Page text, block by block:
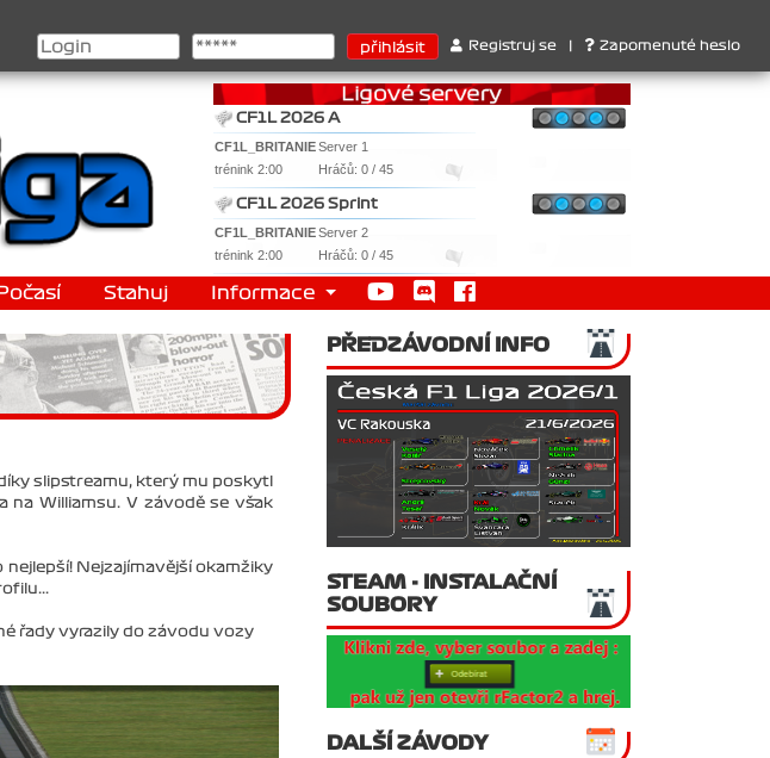
: 1. Ferrari . 2. Williams , 3. RedBull ..... SprintCup - 1. Jan Nováček , 2. Martin Slezar , 3.
Registruj se Zapomenuté heslo
CF1L 2026 A
CF1L_BRITANIEServer 1
trénink 2:00
Hráčů: 0 / 45
CF1L 2026 Sprint
CF1L_BRITANIEServer 2
trénink 2:00
Hráčů: 0 / 45
Počasí Stahuj Informace
slipstreamu, který mu poskytl
na Williamsu. V závodě se však
Nejzajímavější okamžiky
řady vyrazily do závodu vozy
PŘEDZÁVODNÍ INFO
STEAM - INSTALAČNÍ
SOUBORY
DALŠÍ ZÁVODY